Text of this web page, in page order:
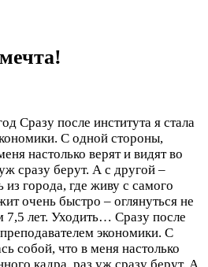
Сразу после института я стала
С одной стороны,
настолько верят и видят во
сразу берут. А с другой –
из города, где живу с самого
очень быстро – оглянуться не
7,5 лет. Уходить… Сразу после
экономики. С
собой, что в меня настолько